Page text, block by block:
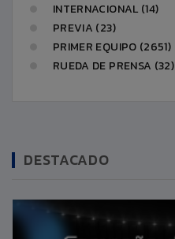
INTERNACIONAL (14)
PREVIA (23)
PRIMER EQUIPO (2651)
RUEDA DE PRENSA (32)
DESTACADO